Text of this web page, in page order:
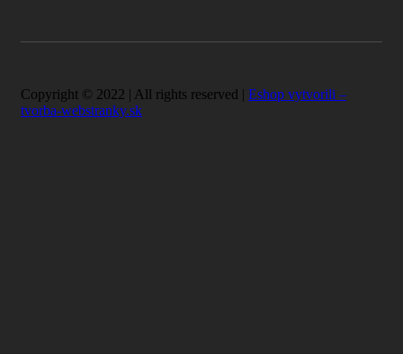
Copyright © 2022 | All rights reserved | Eshop vytvorili –
tvorba-webstranky.sk